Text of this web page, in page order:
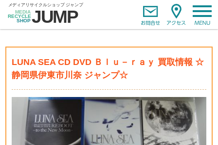
LUNA SEA CD DVD Ｂｌｕ－ｒａｙ 買取情報 ☆
静岡県伊東市川奈 ジャンプ☆